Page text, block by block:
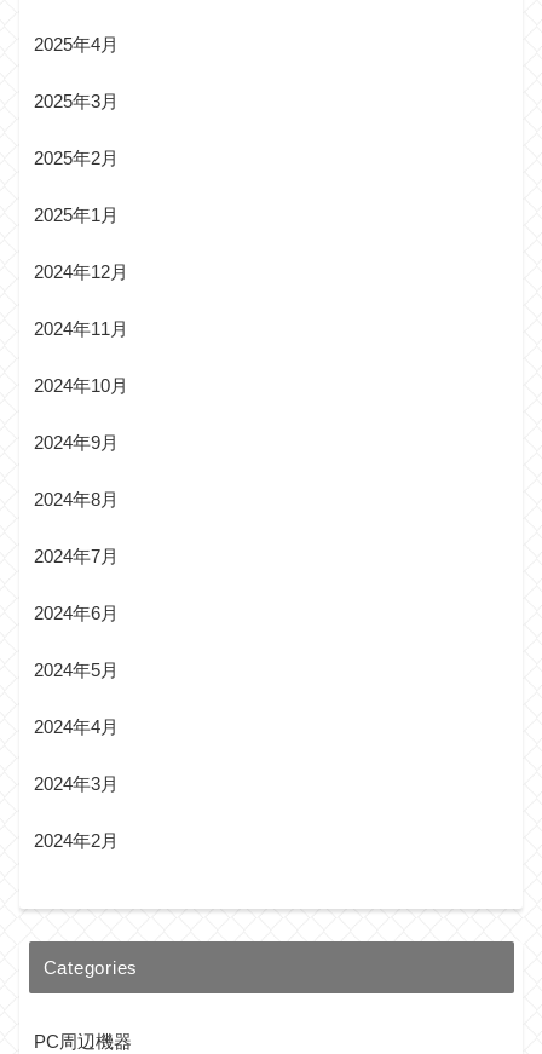
2025年4月
2025年3月
2025年2月
2025年1月
2024年12月
2024年11月
2024年10月
2024年9月
2024年8月
2024年7月
2024年6月
2024年5月
2024年4月
2024年3月
2024年2月
Categories
PC周辺機器